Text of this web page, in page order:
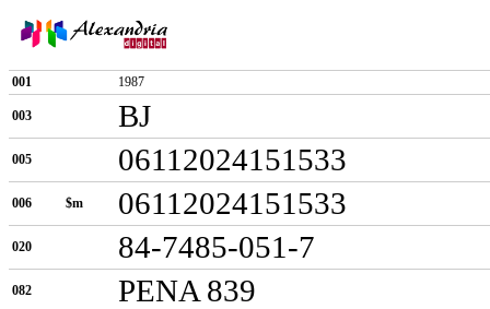
001 1987
003 BJ
005 06112024151533
006 $m 06112024151533
020 84-7485-051-7
082 PENA 839